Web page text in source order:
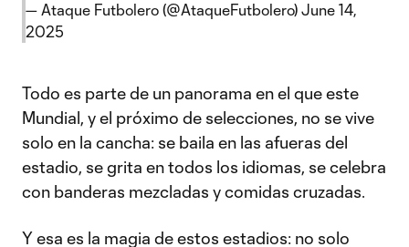
— Ataque Futbolero (@AtaqueFutbolero) June 14,
2025
Todo es parte de un panorama en el que este
Mundial, y el próximo de selecciones, no se vive
solo en la cancha: se baila en las afueras del
estadio, se grita en todos los idiomas, se celebra
con banderas mezcladas y comidas cruzadas.
Y esa es la magia de estos estadios: no solo